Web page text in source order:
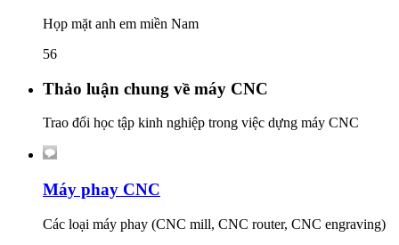
Họp mặt anh em miền Nam
56
Thảo luận chung về máy CNC
Trao đổi học tập kinh nghiệp trong việc dựng máy CNC
Máy phay CNC
Các loại máy phay (CNC mill, CNC router, CNC engraving)